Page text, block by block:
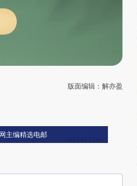
版面编辑：解亦盈
主编精选电邮